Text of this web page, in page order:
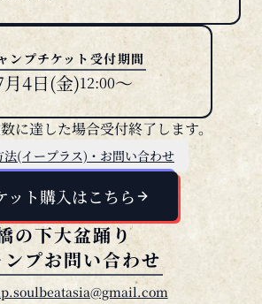
ャンプチケット受付期間
月4日(金) 12:00～
に達した場合受付終了します。
法(イープラス)・お問い合わせ
ット購入はこちら
橋の下大盆踊り
ンプお問い合わせ